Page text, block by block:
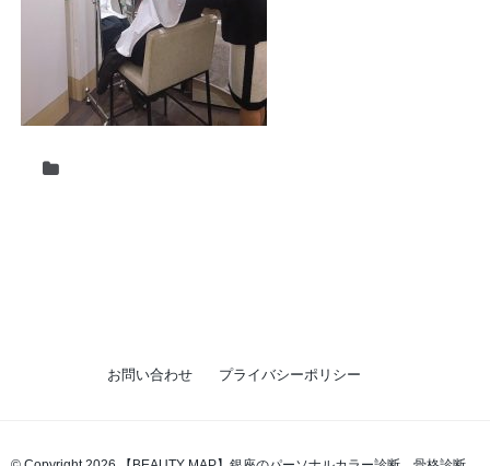
お問い合わせ プライバシーポリシー